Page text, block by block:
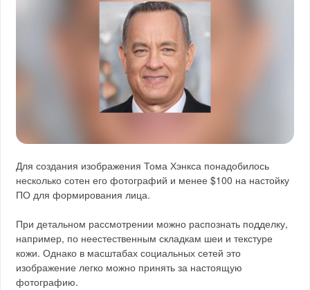
Для создания изображения Тома Хэнкса понадобилось
несколько сотен его фотографий и менее $100 на настойку
ПО для формирования лица.
При детальном рассмотрении можно распознать подделку,
например, по неестественным складкам шеи и текстуре
кожи. Однако в масштабах социальных сетей это
изображение легко можно принять за настоящую
фотографию.